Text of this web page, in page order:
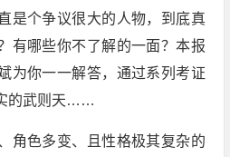
是个争议很大的人物，到底真
有哪些你不了解的一面？本报
为你一一解答，通过系列考证
的武则天……
色多变、且性格极其复杂的